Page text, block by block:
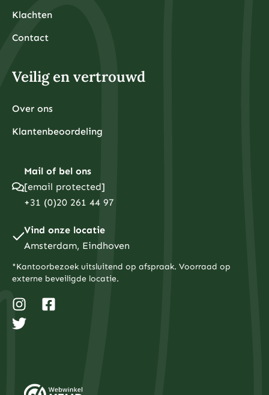
Klachten
Contact
Veilig en vertrouwd
Over ons
Klantenbeoordeling
Mail of bel ons
[email protected]
+31 (0)20 261 44 97
Vind onze locatie
Amsterdam, Eindhoven
*Kantoorbezoek uitsluitend op afspraak. Voorraad op
externe beveiligde locatie.
n
s
t
a
w
i
t